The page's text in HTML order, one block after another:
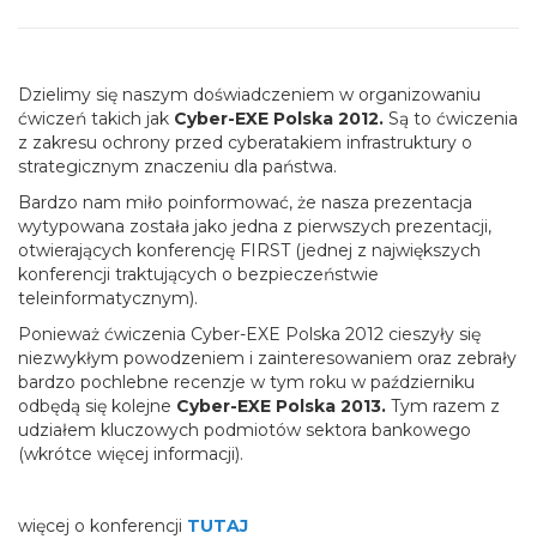
Dzielimy się naszym doświadczeniem w organizowaniu
ćwiczeń takich jak Cyber-EXE Polska 2012. Są to ćwiczenia
z zakresu ochrony przed cyberatakiem infrastruktury o
strategicznym znaczeniu dla państwa.
Bardzo nam miło poinformować, że nasza prezentacja
wytypowana została jako jedna z pierwszych prezentacji,
otwierających konferencję FIRST (jednej z największych
konferencji traktujących o bezpieczeństwie
teleinformatycznym).
Ponieważ ćwiczenia Cyber-EXE Polska 2012 cieszyły się
niezwykłym powodzeniem i zainteresowaniem oraz zebrały
bardzo pochlebne recenzje w tym roku w październiku
odbędą się kolejne Cyber-EXE Polska 2013. Tym razem z
udziałem kluczowych podmiotów sektora bankowego
(wkrótce więcej informacji).
więcej o konferencji TUTAJ